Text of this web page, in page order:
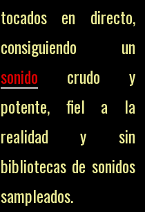
tocados en directo,
consiguiendo un
sonido crudo y
potente, fiel a la
realidad y sin
bibliotecas de sonidos
sampleados.